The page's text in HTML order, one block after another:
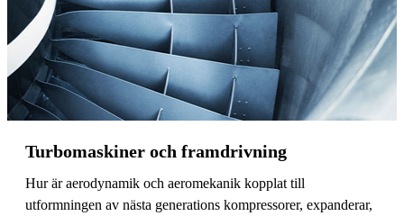
Turbomaskiner och framdrivning
Hur är aerodynamik och aeromekanik kopplat till
utformningen av nästa generations kompressorer, expanderar,